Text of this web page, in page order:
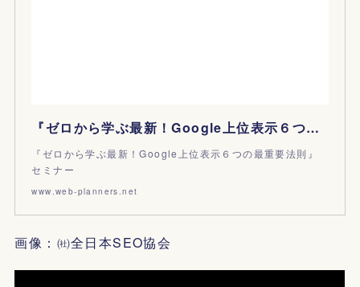
『ゼロから学ぶ最新！Google上位表示６つの最重要法則』セミナー | 鈴木将司のSEOセミナー
『ゼロから学ぶ最新！Google上位表示６つの最重要法則』
セミナー
www.web-planners.net
画像：㈳全日本SEO協会